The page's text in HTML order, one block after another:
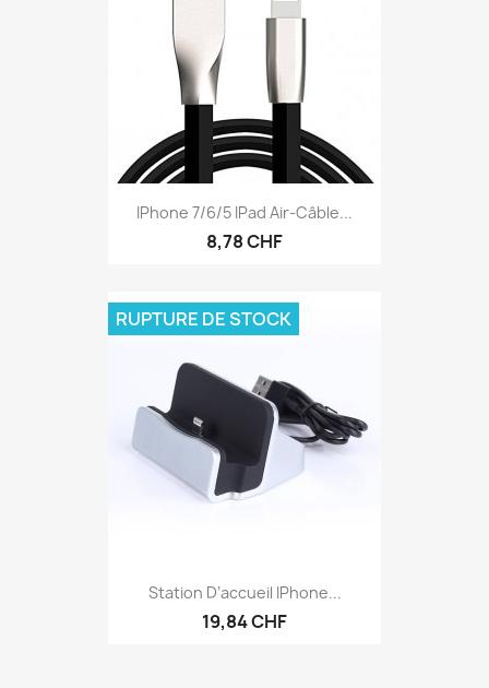
IPhone 7/6/5 IPad Air-Câble...
8,78 CHF
Station D’accueil IPhone...
19,84 CHF
RUPTURE DE STOCK